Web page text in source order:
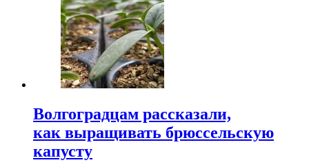
Волгоградцам рассказали,
как выращивать брюссельскую
капусту